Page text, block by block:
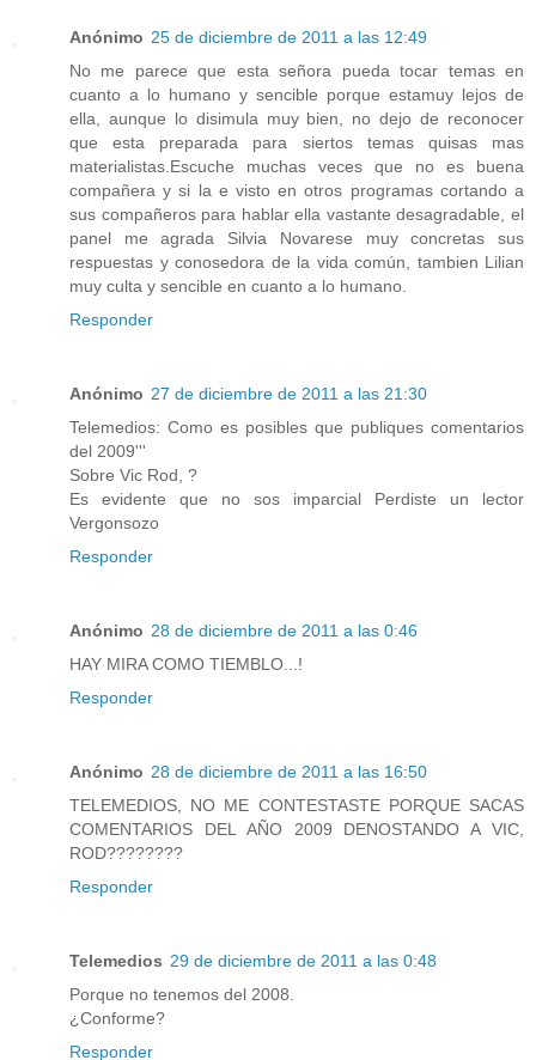
Anónimo 25 de diciembre de 2011 a las 12:49
No me parece que esta señora pueda tocar temas en
cuanto a lo humano y sencible porque estamuy lejos de
ella, aunque lo disimula muy bien, no dejo de reconocer
que esta preparada para siertos temas quisas mas
materialistas.Escuche muchas veces que no es buena
compañera y si la e visto en otros programas cortando a
sus compañeros para hablar ella vastante desagradable, el
panel me agrada Silvia Novarese muy concretas sus
respuestas y conosedora de la vida común, tambien Lilian
muy culta y sencible en cuanto a lo humano.
Responder
Anónimo 27 de diciembre de 2011 a las 21:30
Telemedios: Como es posibles que publiques comentarios
del 2009'''
Sobre Vic Rod, ?
Es evidente que no sos imparcial Perdiste un lector
Vergonsozo
Responder
Anónimo 28 de diciembre de 2011 a las 0:46
HAY MIRA COMO TIEMBLO...!
Responder
Anónimo 28 de diciembre de 2011 a las 16:50
TELEMEDIOS, NO ME CONTESTASTE PORQUE SACAS
COMENTARIOS DEL AÑO 2009 DENOSTANDO A VIC,
ROD????????
Responder
Telemedios 29 de diciembre de 2011 a las 0:48
Porque no tenemos del 2008.
¿Conforme?
Responder